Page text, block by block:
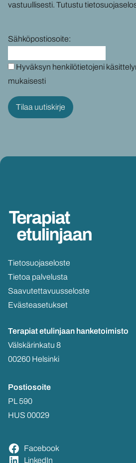
vas­tuul­li­ses­ti. Tu­tus­tu
Sähköpostiosoite:
Hyväksyn henkilötietojeni
mukaisesti
Tie­to­suo­ja­se­los­te
Tie­toa pal­ve­lus­ta
Saa­vu­tet­ta­vuus­se­los­te
Eväs­tea­se­tuk­set
Te­ra­piat etu­lin­jaan han­ke­toi­mis­to
Väls­kä­rin­ka­tu 8
00260 Hel­sin­ki
Pos­tio­soi­te
PL 590
HUS 00029
Face­book
Lin­ke­dIn